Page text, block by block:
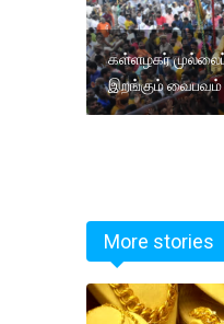
கள்ளழகர்
இறங்கும் வைபவம்
More stories